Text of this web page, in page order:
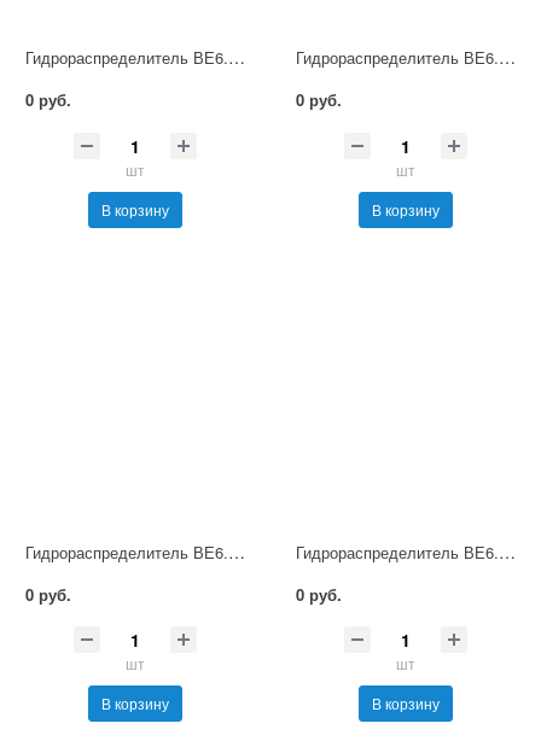
Гидрораспределитель ВЕ6.64А В36 НМ УХЛ4
0 руб.
шт
В корзину
Гидрораспределитель ВЕ6.64А В110 НМ УХЛ4
0 руб.
шт
В корзину
Гидрораспределитель ВЕ6.64А В220 НМ УХЛ4
0 руб.
шт
В корзину
Гидрораспределитель ВЕ6.64А В380 НМ УХЛ4
0 руб.
шт
В корзину